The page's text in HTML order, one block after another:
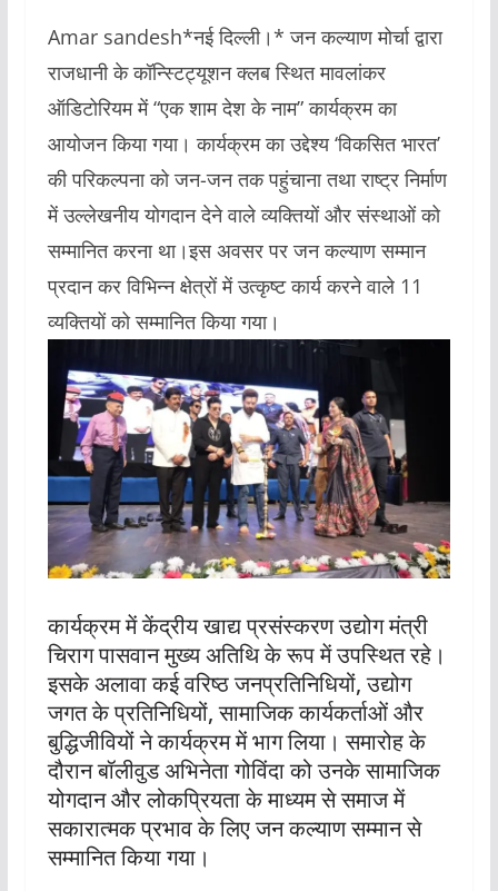
Amar sandesh*नई दिल्ली।* जन कल्याण मोर्चा द्वारा
राजधानी के कॉन्स्टिट्यूशन क्लब स्थित मावलांकर
ऑडिटोरियम में “एक शाम देश के नाम” कार्यक्रम का
आयोजन किया गया। कार्यक्रम का उद्देश्य ‘विकसित भारत’
की परिकल्पना को जन-जन तक पहुंचाना तथा राष्ट्र निर्माण
में उल्लेखनीय योगदान देने वाले व्यक्तियों और संस्थाओं को
सम्मानित करना था।इस अवसर पर जन कल्याण सम्मान
प्रदान कर विभिन्न क्षेत्रों में उत्कृष्ट कार्य करने वाले 11
व्यक्तियों को सम्मानित किया गया।
कार्यक्रम में केंद्रीय खाद्य प्रसंस्करण उद्योग मंत्री
चिराग पासवान मुख्य अतिथि के रूप में उपस्थित रहे।
इसके अलावा कई वरिष्ठ जनप्रतिनिधियों, उद्योग
जगत के प्रतिनिधियों, सामाजिक कार्यकर्ताओं और
बुद्धिजीवियों ने कार्यक्रम में भाग लिया। समारोह के
दौरान बॉलीवुड अभिनेता गोविंदा को उनके सामाजिक
योगदान और लोकप्रियता के माध्यम से समाज में
सकारात्मक प्रभाव के लिए जन कल्याण सम्मान से
सम्मानित किया गया।